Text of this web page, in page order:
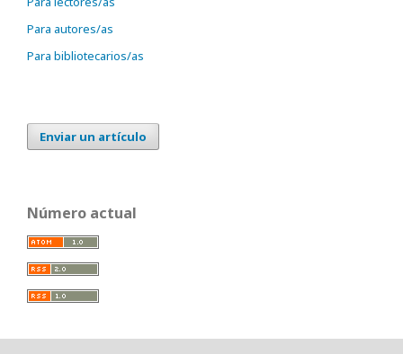
Para autores/as
Para bibliotecarios/as
Enviar un artículo
Número actual